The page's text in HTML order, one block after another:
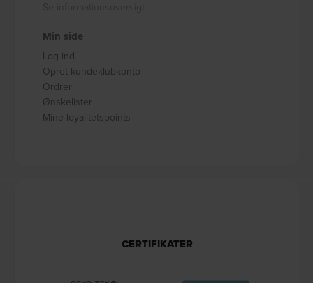
Min side
Log ind
Opret kundeklubkonto
Ordrer
Ønskelister
Mine loyalitetspoints
CERTIFIKATER